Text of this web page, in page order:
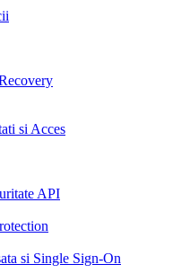
si Acces
API
si Single Sign-On